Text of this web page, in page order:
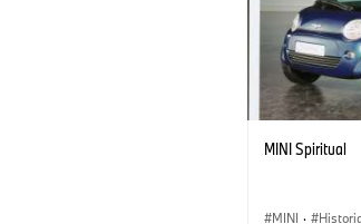
MINI Spiritual
MINI ·